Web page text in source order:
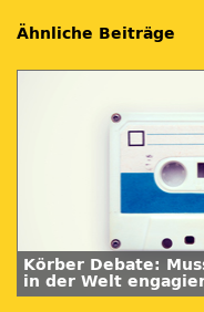
Ähnliche Beiträge
Körber Debate:
in der Welt